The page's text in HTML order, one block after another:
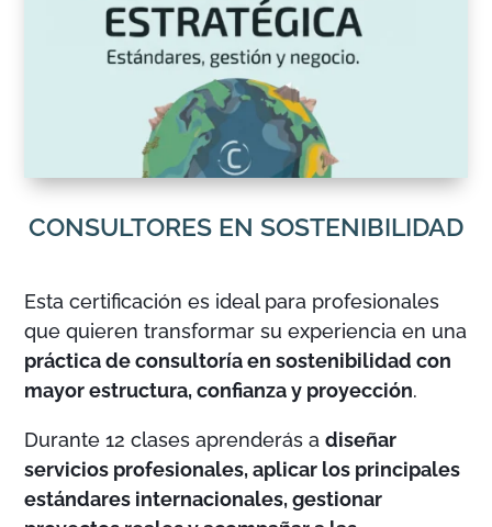
CONSULTORES EN SOSTENIBILIDAD
Esta certificación es ideal para profesionales
que quieren transformar su experiencia en una
práctica de consultoría en sostenibilidad con
mayor estructura, confianza y proyección.
Durante 12 clases aprenderás adiseñar
servicios profesionales, aplicar los principales
estándares internacionales, gestionar